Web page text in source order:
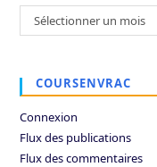
Archives
Sélectionner un mois
COURSENVRAC
Connexion
Flux des publications
Flux des commentaires